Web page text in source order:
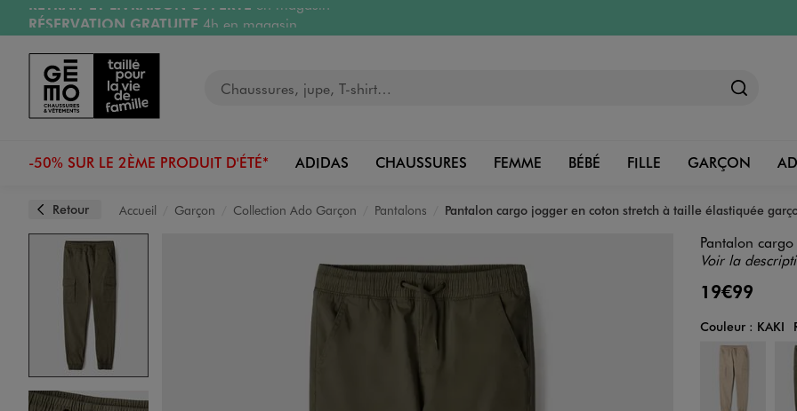
Aller au contenu principal
Aller à la navigation
RÉSERVATION GRATUITE 4h en magasin
Retours OFFERTSpendant 30 jours
LIVRAISON OFFERTE
-50% SUR LE 2ÈME PRODUIT D'ÉTÉ* ADIDAS CHAUSSURES FEMME BÉBÉ FILLE GARÇON
Retour Accueil Garçon Collection Ado Garçon Pantalons Pantalon cargo jogger en coton stretch à taille élastiquée
Pantalon
Voir la
19€99
Couleur
Couleur : KAKI
Choisissez votre